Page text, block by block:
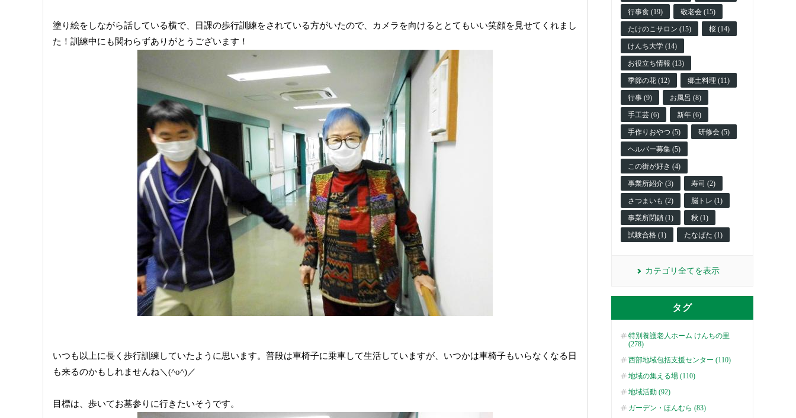
塗り絵をしながら話している横で、日課の歩行訓練をされている方がいたので、カメラを向けるととてもいい笑顔を見せてくれまし
た！訓練中にも関わらずありがとうございます！
いつも以上に長く歩行訓練していたように思います。普段は車椅子に乗車して生活していますが、いつかは車椅子もいらなくなる日
も来るのかもしれませんね＼(^o^)／
目標は、歩いてお墓参りに行きたいそうです。
行事食 (19) 敬老会 (15)
たけのこサロン (15) 桜 (14)
けんち大学 (14)
お役立ち情報 (13)
季節の花 (12) 郷土料理 (11)
行事 (9) お風呂 (8)
手工芸 (6) 新年 (6)
手作りおやつ (5) 研修会 (5)
ヘルパー募集 (5)
この街が好き (4)
事業所紹介 (3) 寿司 (2)
さつまいも (2) 脳トレ (1)
事業所閉鎖 (1) 秋 (1)
試験合格 (1) たなばた (1)
カテゴリ全てを表示
タグ
特別養護老人ホーム けんちの里
(278)
西部地域包括支援センター (110)
地域の集える場 (110)
地域活動 (92)
ガーデン・ほんむら (83)